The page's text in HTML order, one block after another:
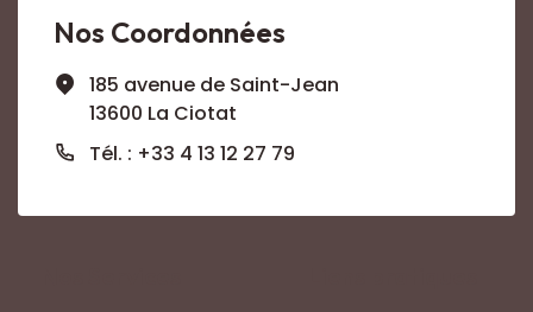
Nos Coordonnées
185 avenue de Saint-Jean
13600 La Ciotat
Tél. : +33 4 13 12 27 79